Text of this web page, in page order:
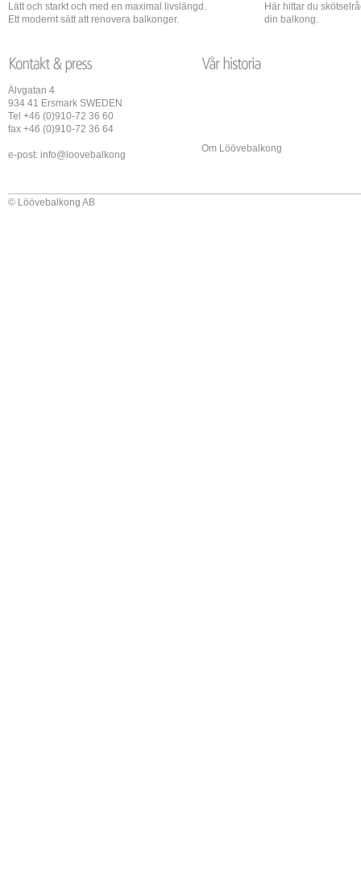
Lätt och starkt och med en maximal livslängd.
Ett modernt sätt att renovera balkonger.
Här hittar du
din balkong.
Älvgatan 4
934 41 Ersmark SWEDEN
Tel +46 (0)910-72 36 60
fax +46 (0)910-72 36 64
e-post: info@loovebalkong
Om Löövebalkong
© Löövebalkong AB